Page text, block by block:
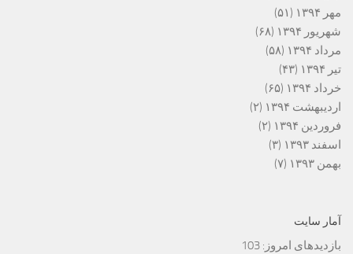
مهر ۱۳۹۴
(۵۱)
شهریور ۱۳۹۴
(۶۸)
مرداد ۱۳۹۴
(۵۸)
تیر ۱۳۹۴
(۴۳)
خرداد ۱۳۹۴
(۶۵)
اردیبهشت ۱۳۹۴
(۲)
فروردین ۱۳۹۴
(۲)
اسفند ۱۳۹۳
(۳)
بهمن ۱۳۹۳
(۷)
آمار سایت
بازدیدهای امروز: 103